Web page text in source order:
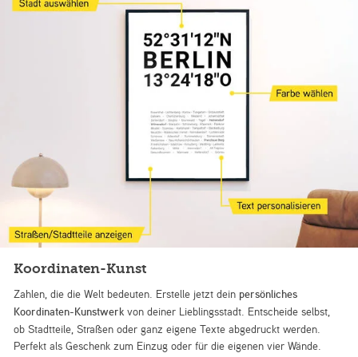
Koordinaten-Kunst
Zahlen, die die Welt bedeuten. Erstelle jetzt dein persönliches
Koordinaten-Kunstwerk von deiner Lieblingsstadt. Entscheide selbst,
ob Stadtteile, Straßen oder ganz eigene Texte abgedruckt werden.
Perfekt als Geschenk zum Einzug oder für die eigenen vier Wände.